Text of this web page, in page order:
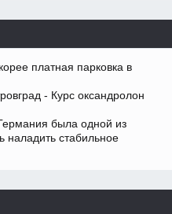
платная парковка в
- Курс оксандролон
была одной из
наладить стабильное